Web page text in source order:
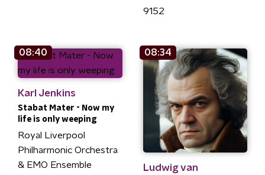
9152
08:40
Karl Jenkins
Stabat Mater - Now my
life is only weeping
Royal Liverpool
Philharmonic Orchestra
& EMO Ensemble
08:34
Ludwig van